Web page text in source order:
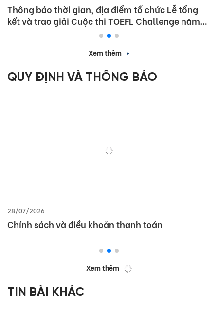
Thông báo thời gian, địa điểm tổ chức Lễ tổng
kết và trao giải Cuộc thi TOEFL Challenge năm
Xem thêm
QUY ĐỊNH VÀ THÔNG BÁO
28/07/2026
Chính sách và điều khoản thanh toán
Xem thêm
TIN BÀI KHÁC